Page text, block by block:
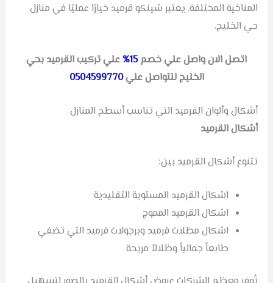
المناخية المختلفة. يعتبر شينكو قرميد خيارًا عمليًا في منازل
حي الخليج.
اتصل الان واصل علي خصم15%
علي تركيب القرميد بحي
الخليج للتواصل علي0504599770
أشكال وألوان القرميد التي تناسب أسطح المنازل
أشكال القرميد
تتنوع أشكال القرميد بين:
اشكال القرميد المستوية التقليدية
اشكال القرميد المموج
اشكال مظلات قرميد وبرجولات قرميد التي تضفي
طابعاً جمالياً وظلالاً مريحة